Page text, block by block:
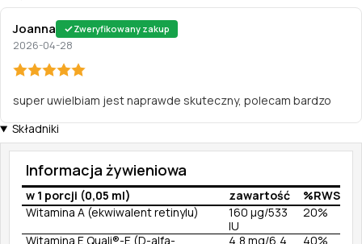
Joanna Zweryfikowany zakup
2026-04-28
super uwielbiam jest naprawde skuteczny, polecam bardzo
Składniki
Informacja żywieniowa
w 1 porcji (0,05 ml) zawartość
%RWS
Witamina A (ekwiwalent retinylu)
160 µg/533
IU
20%
Witamina E Quali®-E (D-alfa-
4,8 mg/6,4
40%